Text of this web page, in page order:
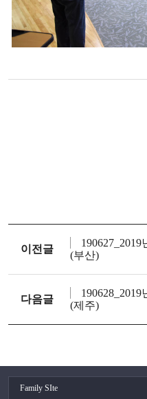
이전글
(부산)
다음글
(제주)
Family SIte